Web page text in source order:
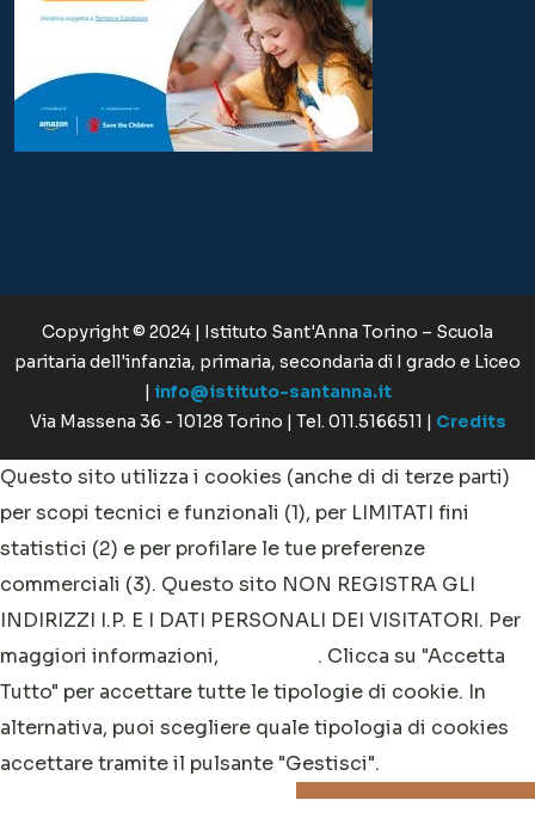
Copyright © 2024 | Istituto Sant'Anna Torino – Scuola
paritaria dell'infanzia, primaria, secondaria di I grado e Liceo
| info@istituto-santanna.it
Via Massena 36 - 10128 Torino | Tel. 011.5166511 | Credits
Questo sito utilizza i cookies (anche di di terze parti)
per scopi tecnici e funzionali (1), per LIMITATI fini
statistici (2) e per profilare le tue preferenze
commerciali (3). Questo sito NON REGISTRA GLI
INDIRIZZI I.P. E I DATI PERSONALI DEI VISITATORI. Per
maggiori informazioni,
. Clicca su "Accetta
Tutto" per accettare tutte le tipologie di cookie. In
alternativa, puoi scegliere quale tipologia di cookies
accettare tramite il pulsante "Gestisci".